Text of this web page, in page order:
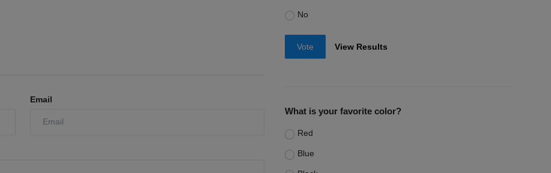
Email
No
Vote View Results
What is your favorite color?
Red
Blue